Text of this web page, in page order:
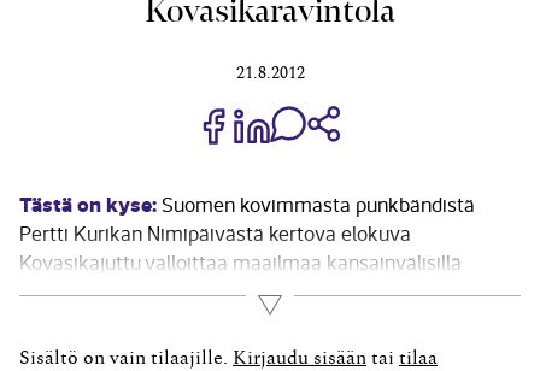
Kovasikaravintola
21.8.2012
Jaa Share on Facebook
Jaa Share on LinkedIn
Jaa WhatsApp-viestinä
Tästä on kyse: Suomen kovimmasta punkbändistä
Pertti Kurikan Nimipäivästä kertova elokuva
Kovasikajuttu valloittaa maailmaa kansainvälisillä
elokuvafestivaaleilla. Kehitysvammaisten
ammattimuusikoiden yhtye puhutteli puolalaisen T-
Mobile New Horizons International Film Festivalin raatia
Lue lisää
Sisältö on vain tilaajille. Kirjaudu sisään tai tilaa